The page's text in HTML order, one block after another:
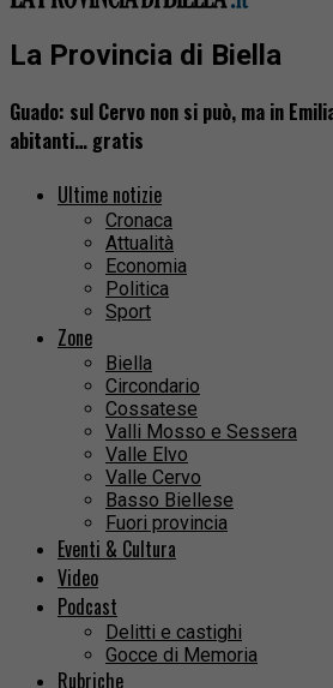
La Provincia di Biella
Guado: sul Cervo non si può, ma in
abitanti… gratis
Ultime notizie
Cronaca
Attualità
Economia
Politica
Sport
Zone
Biella
Circondario
Cossatese
Valli Mosso e Sessera
Valle Elvo
Valle Cervo
Basso Biellese
Fuori provincia
Eventi & Cultura
Video
Podcast
Delitti e castighi
Gocce di Memoria
Rubriche